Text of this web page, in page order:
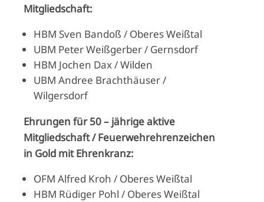
Mitgliedschaft:
HBM Sven Bandoß / Oberes Weißtal
UBM Peter Weißgerber / Gernsdorf
HBM Jochen Dax / Wilden
UBM Andree Brachthäuser /
Wilgersdorf
Ehrungen für 50 – jährige aktive
Mitgliedschaft / Feuerwehrehrenzeichen
in Gold mit Ehrenkranz:
OFM Alfred Kroh / Oberes Weißtal
HBM Rüdiger Pohl / Oberes Weißtal